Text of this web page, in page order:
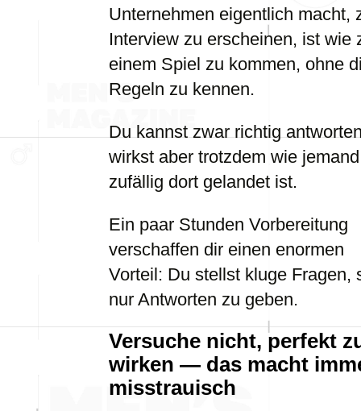
Unternehmen eigentlich macht,
Interview zu erscheinen, ist wie
einem Spiel zu kommen, ohne
Regeln zu kennen.
Du kannst zwar richtig
wirkst aber trotzdem wie
zufällig dort gelandet ist.
Ein paar Stunden Vorbereitung
verschaffen dir einen enormen
Vorteil: Du stellst kluge Fragen,
nur Antworten zu geben.
Versuche nicht, perfekt
wirken — das macht
misstrauisch